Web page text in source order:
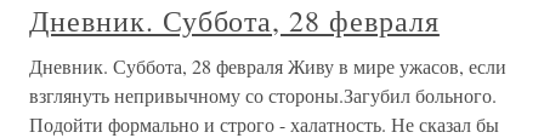
Дневник. Суббота, 28 февраля
Дневник. Суббота, 28 февраля Живу в мире ужасов, если
взглянуть непривычному со стороны.Загубил больного.
Подойти формально и строго - халатность. Не сказал бы